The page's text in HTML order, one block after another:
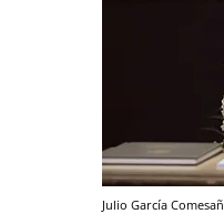
Julio García